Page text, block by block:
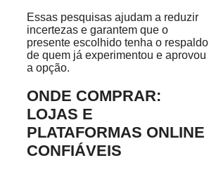
Essas pesquisas ajudam a reduzir
incertezas e garantem que o
presente escolhido tenha o respaldo
de quem já experimentou e aprovou
a opção.
ONDE COMPRAR:
LOJAS E
PLATAFORMAS ONLINE
CONFIÁVEIS